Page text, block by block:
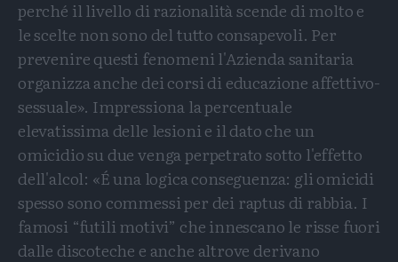
perché il livello di razionalità scende di molto e
le scelte non sono del tutto consapevoli. Per
prevenire questi fenomeni l'Azienda sanitaria
organizza anche dei corsi di educazione affettivo-
sessuale». Impressiona la percentuale
elevatissima delle lesioni e il dato che un
omicidio su due venga perpetrato sotto l'effetto
dell'alcol: «É una logica conseguenza: gli omicidi
spesso sono commessi per dei raptus di rabbia. I
famosi “futili motivi” che innescano le risse fuori
dalle discoteche e anche altrove derivano